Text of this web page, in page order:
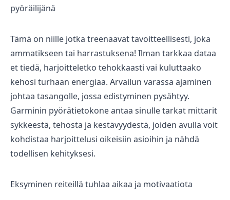
Kaupunkisähköpyörät
pyöräilijänä
Tämä on niille jotka treenaavat tavoitteellisesti, joka
ammatikseen tai harrastuksena! Ilman tarkkaa dataa
et tiedä, harjoitteletko tehokkaasti vai kuluttaako
kehosi turhaan energiaa. Arvailun varassa ajaminen
johtaa tasangolle, jossa edistyminen pysähtyy.
Garminin pyörätietokone antaa sinulle tarkat mittarit
sykkeestä, tehosta ja kestävyydestä, joiden avulla voit
kohdistaa harjoittelusi oikeisiin asioihin ja nähdä
todellisen kehityksesi.
Eksyminen reiteillä tuhlaa aikaa ja motivaatiota